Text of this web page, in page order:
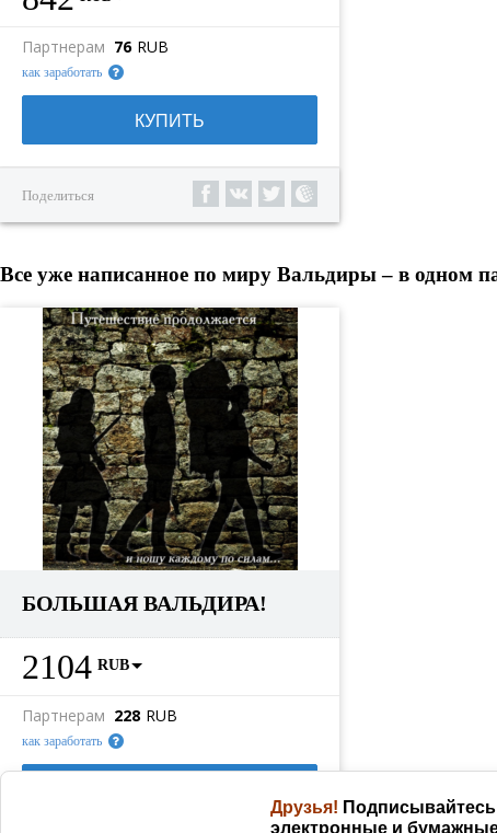
Партнерам 76 RUB
как заработать
КУПИТЬ
Поделиться
Все уже написанное по миру Вальдиры – в одном
БОЛЬШАЯ ВАЛЬДИРА!
2104 RUB
Партнерам 228 RUB
как заработать
Друзья!
электронные и